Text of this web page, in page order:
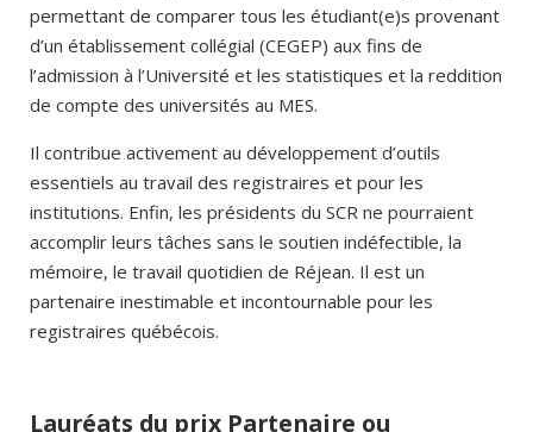
permettant de comparer tous les étudiant(e)s provenant
d’un établissement collégial (CEGEP) aux fins de
l’admission à l’Université et les statistiques et la reddition
de compte des universités au MES.
Il contribue activement au développement d’outils
essentiels au travail des registraires et pour les
institutions. Enfin, les présidents du SCR ne pourraient
accomplir leurs tâches sans le soutien indéfectible, la
mémoire, le travail quotidien de Réjean. Il est un
partenaire inestimable et incontournable pour les
registraires québécois.
Lauréats du prix Partenaire ou